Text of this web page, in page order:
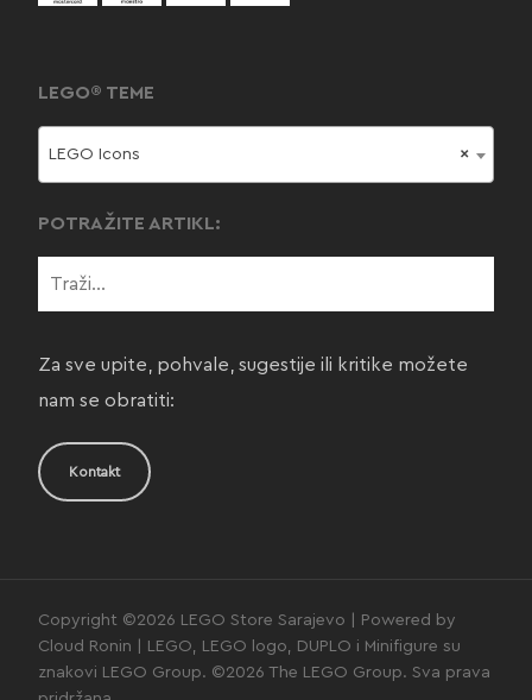
LEGO® TEME
×
LEGO Icons
POTRAŽITE ARTIKL:
Za sve upite, pohvale, sugestije ili kritike možete
nam se obratiti:
Kontakt
Copyright ©2026 LEGO Store Sarajevo | Powered by
Cloud Ronin | LEGO, LEGO logo, DUPLO i Minifigure su
znakovi LEGO Group. ©2026 The LEGO Group. Sva prava